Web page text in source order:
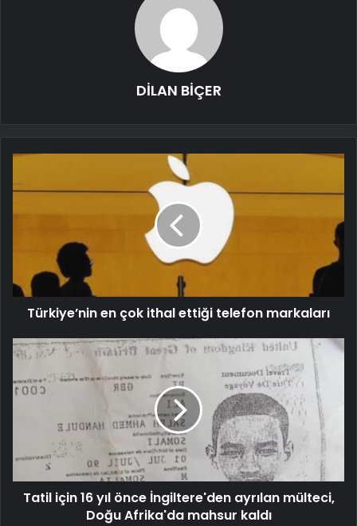
DİLAN BİÇER
Türkiye’nin en çok ithal ettiği telefon markaları
Tatil için 16 yıl önce İngiltere'den ayrılan mülteci,
Doğu Afrika'da mahsur kaldı